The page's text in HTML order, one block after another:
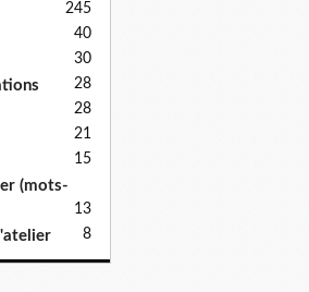
245
40
30
28
28
21
15
(mots-
13
8